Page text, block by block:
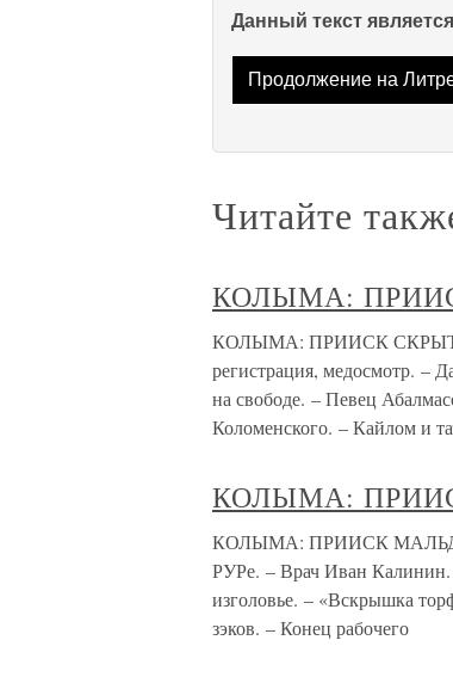
Данный текст
Продолжение на
Читайте
КОЛЫМА:
КОЛЫМА: ПРИИСК СКРЫТЫЙ
регистрация, медосмотр. –
на свободе. – Певец
Коломенского. – Кайлом и
КОЛЫМА:
КОЛЫМА: ПРИИСК МАЛЬДЯК
РУРе. – Врач Иван
изголовье. – «Вскрышка
зэков. – Конец рабочего